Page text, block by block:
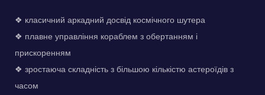
❖ класичний аркадний досвід космічного шутера
❖ плавне управління кораблем з обертанням і
прискоренням
❖ зростаюча складність з більшою кількістю астероїдів з
часом